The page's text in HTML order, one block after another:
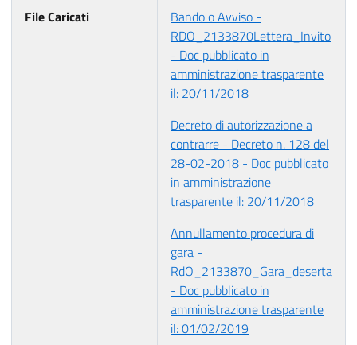
File Caricati
Bando o Avviso -
RDO_2133870Lettera_Invito
- Doc pubblicato in
amministrazione trasparente
il: 20/11/2018
Decreto di autorizzazione a
contrarre - Decreto n. 128 del
28-02-2018 - Doc pubblicato
in amministrazione
trasparente il: 20/11/2018
Annullamento procedura di
gara -
RdO_2133870_Gara_deserta
- Doc pubblicato in
amministrazione trasparente
il: 01/02/2019